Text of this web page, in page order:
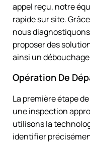
appel reçu, notre
rapide sur site.
nous
proposer des
ainsi un
Opération De
La première étape
une inspection
utilisons la
identifier